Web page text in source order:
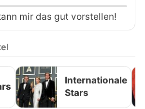
mir das gut vorstellen!
Internationale
Stars